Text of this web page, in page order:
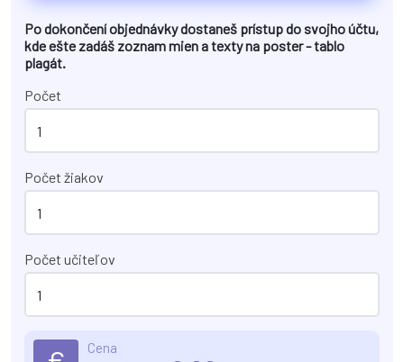
Po dokončení objednávky dostaneš prístup do svojho účtu,
kde ešte zadáš zoznam mien a texty na poster - tablo
plagát.
Počet
Počet žiakov
Počet učiteľov
Cena